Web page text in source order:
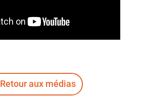
Retour aux médias